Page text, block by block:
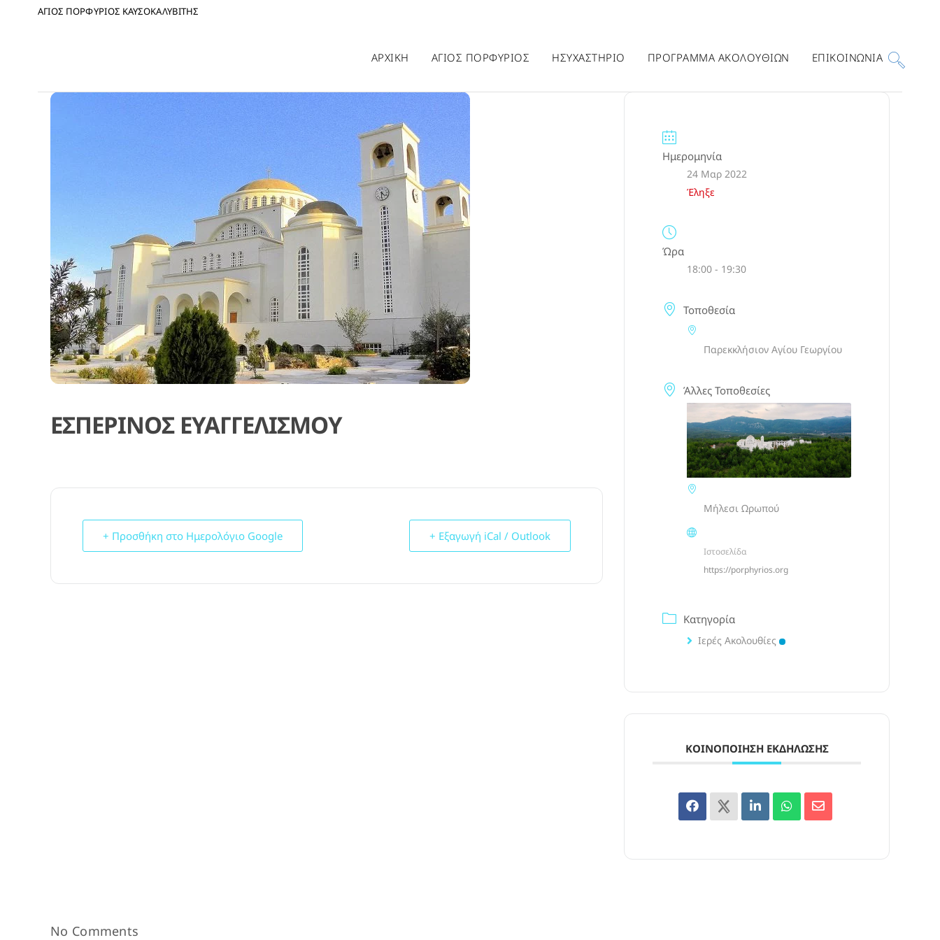
ΑΓΙΟΣ ΠΟΡΦΥΡΙΟΣ ΚΑΥΣΟΚΑΛΥΒΙΤΗΣ
ΑΡΧΙΚΗ ΑΓΙΟΣ ΠΟΡΦΥΡΙΟΣ ΗΣΥΧΑΣΤΗΡΙΟ ΠΡΟΓΡΑΜΜΑ ΑΚΟΛΟΥΘΙΩΝ ΕΠΙΚΟΙΝΩΝΙΑ
ΕΣΠΕΡΙΝΟΣ ΕΥΑΓΓΕΛΙΣΜΟΥ
+ Προσθήκη στο Ημερολόγιο Google + Εξαγωγή iCal / Outlook
Ημερομηνία
24 Μαρ 2022
Έληξε
Ώρα
18:00 - 19:30
Τοποθεσία
Παρεκκλήσιον Αγίου Γεωργίου
Άλλες Τοποθεσίες
Μήλεσι Ωρωπού
Ιστοσελίδα
https://porphyrios.org
Κατηγορία
Ιερές Ακολουθίες
ΚΟΙΝΟΠΟΊΗΣΗ ΕΚΔΉΛΩΣΗΣ
No Comments